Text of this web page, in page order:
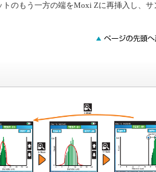
のもう一方の端をMoxi Zに再挿入し、サ